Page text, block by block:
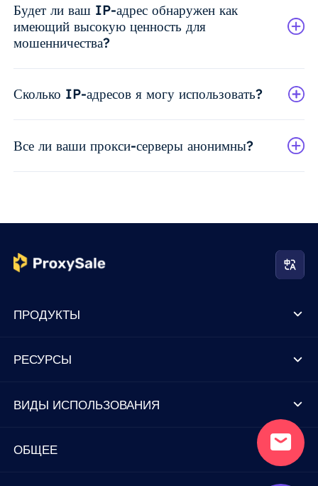
Будет ли ваш IP-адрес обнаружен как
имеющий высокую ценность для
мошенничества?
Сколько IP-адресов я могу использовать?
Все ли ваши прокси-серверы анонимны?
ПРОДУКТЫ
РЕСУРСЫ
ВИДЫ ИСПОЛЬЗОВАНИЯ
ОБЩЕЕ